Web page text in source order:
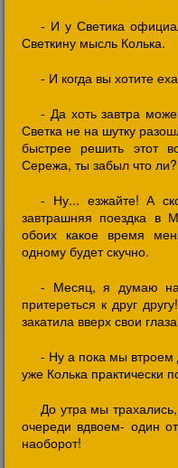
- И у Светика
Светкину мысль Колька.
- И когда вы хотите
- Да хоть завтра
Светка не на шутку
быстрее решить этот
Сережа, ты забыл что ли?
- Ну... езжайте! А
завтрашняя поездка в
обоих какое время
одному будет скучно.
- Месяц, я думаю
притереться к друг
закатила вверх свои
- Ну а пока мы втроем
уже Колька практически
До утра мы
очереди вдвоем- один
наоборот!